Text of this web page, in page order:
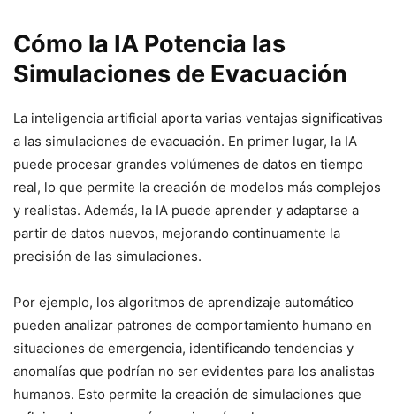
Cómo la IA Potencia las
Simulaciones de Evacuación
La inteligencia artificial aporta varias ventajas significativas
a las simulaciones de evacuación. En primer lugar, la IA
puede procesar grandes volúmenes de datos en tiempo
real, lo que permite la creación de modelos más complejos
y realistas. Además, la IA puede aprender y adaptarse a
partir de datos nuevos, mejorando continuamente la
precisión de las simulaciones.
Por ejemplo, los algoritmos de aprendizaje automático
pueden analizar patrones de comportamiento humano en
situaciones de emergencia, identificando tendencias y
anomalías que podrían no ser evidentes para los analistas
humanos. Esto permite la creación de simulaciones que